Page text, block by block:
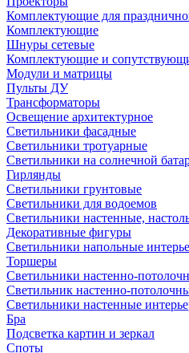
Комплектующие для
Комплектующие
Шнуры сетевые
Комплектующие и
Модули и матрицы
Пульты ДУ
Трансформаторы
Освещение архитектурное
Светильники фасадные
Светильники тротуарные
Светильники на солнечной
Гирлянды
Светильники грунтовые
Светильники для водоемов
Светильники настенные,
Декоративные фигуры
Светильники напольные
Торшеры
Светильники настенно-
Светильник настенно-
Светильники настенные
Бра
Подсветка картин и зеркал
Споты